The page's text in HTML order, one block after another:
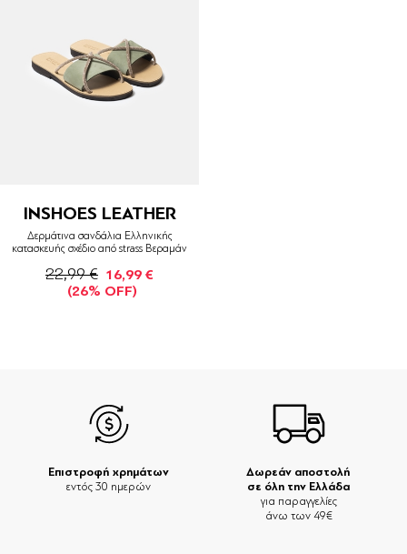
INSHOES LEATHER
Δερμάτινα σανδάλια Ελληνικής
κατασκευής σχέδιο από strass Βεραμάν
22,99 € 16,99 €
(26% OFF)
Δωρεάν αποστολή
σε όλη την Ελλάδα
για παραγγελίες
άνω των 49€
Επιστροφή χρημάτων
εντός 30 ημερών